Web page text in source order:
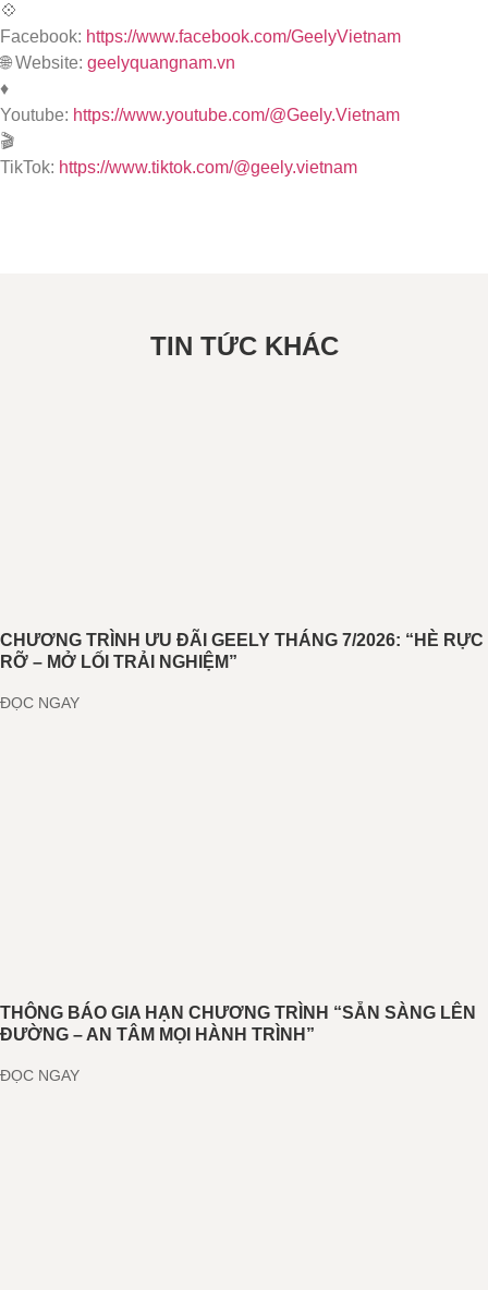
💠
Facebook: https://www.facebook.com/GeelyVietnam
🌐 Website: geelyquangnam.vn
♦️
Youtube: https://www.youtube.com/@Geely.Vietnam
🎬
TikTok: https://www.tiktok.com/@geely.vietnam
TIN TỨC KHÁC
CHƯƠNG TRÌNH ƯU ĐÃI GEELY THÁNG 7/2026: “HÈ RỰC
RỠ – MỞ LỐI TRẢI NGHIỆM”
ĐỌC NGAY
THÔNG BÁO GIA HẠN CHƯƠNG TRÌNH “SẴN SÀNG LÊN
ĐƯỜNG – AN TÂM MỌI HÀNH TRÌNH”
ĐỌC NGAY